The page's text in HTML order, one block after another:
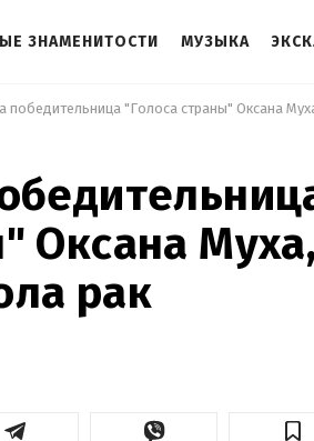
ЗНАМЕНИТОСТИ МУЗЫКА
Оксана Муха,
рак